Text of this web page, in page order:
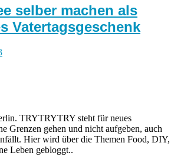
selber machen als
Vatertagsgeschenk
TRYTRYTRY steht für neues
Grenzen gehen und nicht aufgeben, auch
Hier wird über die Themen Food, DIY,
Leben gebloggt..